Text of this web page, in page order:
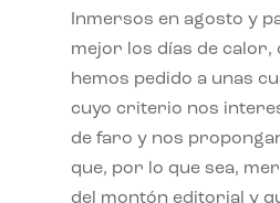
Inmersos en agosto y
mejor los días de calor,
hemos pedido a unas
cuyo criterio nos
de faro y nos
que, por lo que sea,
del montón editorial y